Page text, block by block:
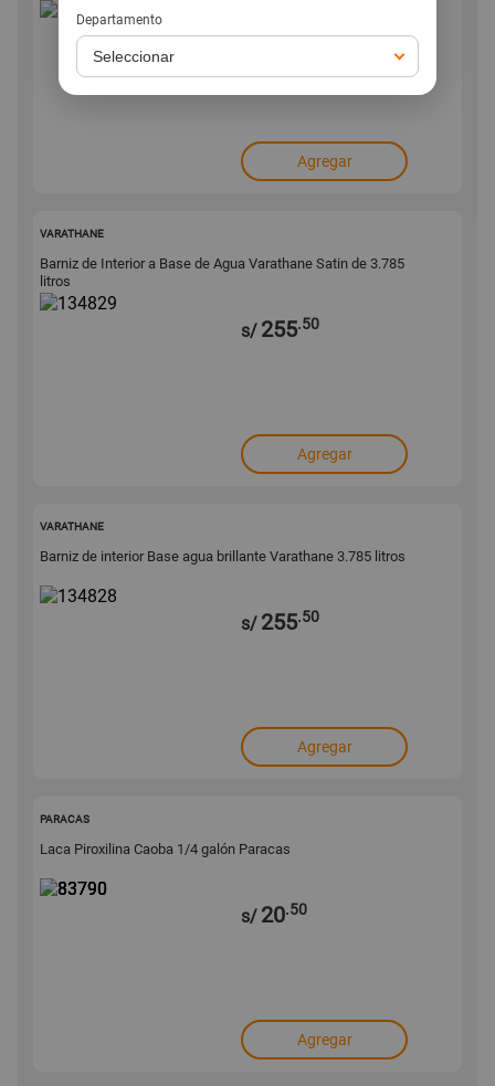
s/116
Agregar
VARATHANE
Barniz de Interior a Base de Agua Varathane Satin de 3.785
litros
s/ 255.50
Agregar
VARATHANE
Barniz de interior Base agua brillante Varathane 3.785 litros
s/ 255.50
Agregar
PARACAS
Laca Piroxilina Caoba 1/4 galón Paracas
s/ 20.50
Agregar
Departamento